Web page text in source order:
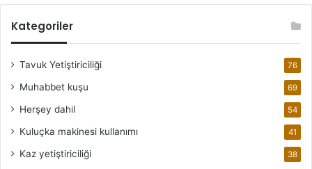
Kategoriler
Tavuk Yetiştiriciliği 76
Muhabbet kuşu 69
Herşey dahil 54
Kuluçka makinesi kullanımı 41
Kaz yetiştiriciliği 38